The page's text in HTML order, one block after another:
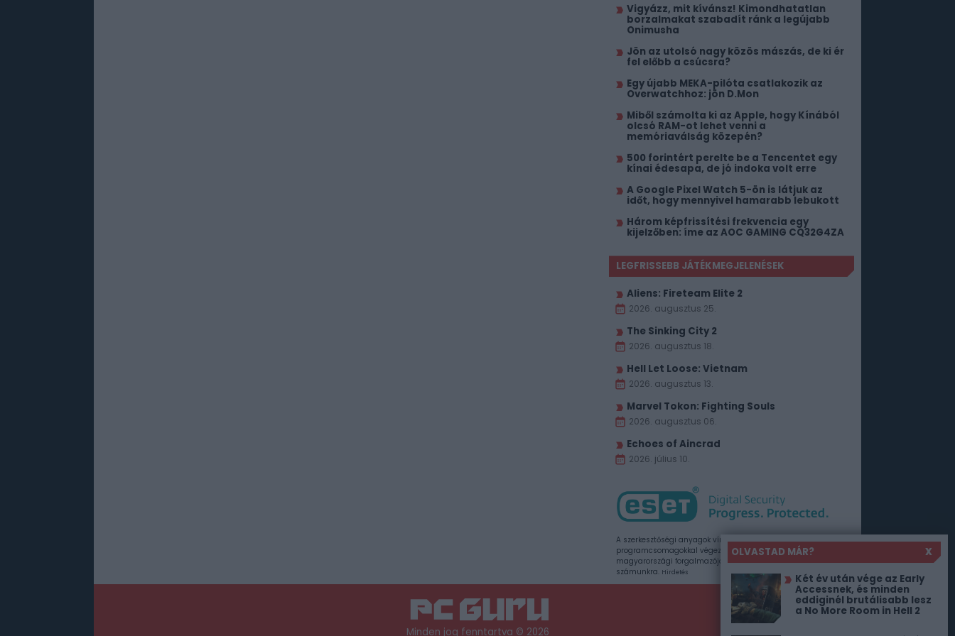
OLVASTAD MÁR?
X
Két év után vége az Early
Accessnek, és minden
eddiginél brutálisabb lesz
a No More Room in Hell 2
Vigyázz, mit kívánsz! Kimondhatatlan
borzalmakat szabadít ránk a legújabb
Onimusha
Jön az utolsó nagy közös mászás, de ki ér
fel előbb a csúcsra?
Egy újabb MEKA-pilóta csatlakozik az
Overwatchhoz: jön D.Mon
Miből számolta ki az Apple, hogy Kínából
olcsó RAM-ot lehet venni a
memóriaválság közepén?
500 forintért perelte be a Tencentet egy
kínai édesapa, de jó indoka volt erre
A Google Pixel Watch 5-ön is látjuk az
időt, hogy mennyivel hamarabb lebukott
Három képfrissítési frekvencia egy
kijelzőben: íme az AOC GAMING CQ32G4ZA
LEGFRISSEBB JÁTÉKMEGJELENÉSEK
Aliens: Fireteam Elite 2
2026. augusztus 25.
The Sinking City 2
2026. augusztus 18.
Hell Let Loose: Vietnam
2026. augusztus 13.
Marvel Tokon: Fighting Souls
2026. augusztus 06.
Echoes of Aincrad
2026. július 10.
A szerkesztőségi anyagok vírusellenőrzését az ESET
programcsomagokkal végezzük, amelyet a szoftver
magyarországi forgalmazója, a Sicontact Kft. biztosít
számunkra. Hirdetés
Minden jog fenntartva © 2026